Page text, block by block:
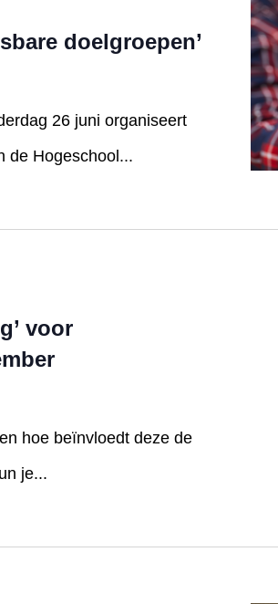
doelgroepen’
26 juni organiseert
de Hogeschool...
voor
hoe beïnvloedt deze de
je...